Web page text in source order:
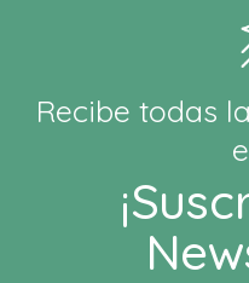
Recibe todas